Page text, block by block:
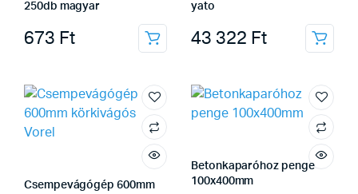
250db magyar
673 Ft
yato
43 322 Ft
Csempevágógép 600mm
Betonkaparóhoz penge
100x400mm